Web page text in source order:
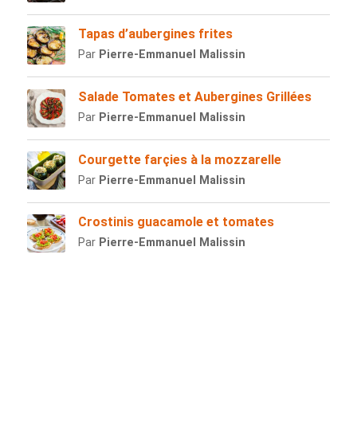
Tapas d’aubergines frites
Par Pierre-Emmanuel Malissin
Salade Tomates et Aubergines Grillées
Par Pierre-Emmanuel Malissin
Courgette farçies à la mozzarelle
Par Pierre-Emmanuel Malissin
Crostinis guacamole et tomates
Par Pierre-Emmanuel Malissin